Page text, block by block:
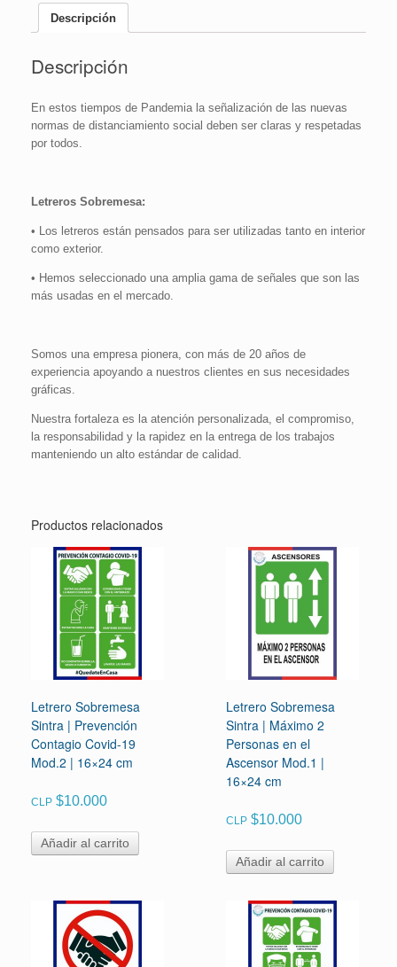
cantidad
Descripción
Descripción
En estos tiempos de Pandemia la señalización de las nuevas
normas de distanciamiento social deben ser claras y respetadas
por todos.
Letreros Sobremesa:
• Los letreros están pensados para ser utilizadas tanto en interior
como exterior.
• Hemos seleccionado una amplia gama de señales que son las
más usadas en el mercado.
Somos una empresa pionera, con más de 20 años de
experiencia apoyando a nuestros clientes en sus necesidades
gráficas.
Nuestra fortaleza es la atención personalizada, el compromiso,
la responsabilidad y la rapidez en la entrega de los trabajos
manteniendo un alto estándar de calidad.
Productos relacionados
Letrero Sobremesa
Sintra | Prevención
Contagio Covid-19
Mod.2 | 16×24 cm
CLP $10.000
Añadir al carrito
Letrero Sobremesa
Sintra | Máximo 2
Personas en el
Ascensor Mod.1 |
16×24 cm
CLP $10.000
Añadir al carrito